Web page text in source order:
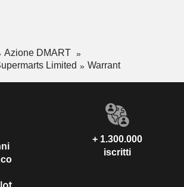
Azione DMART
Limited
Warrant
+ 1.300.000
iscritti